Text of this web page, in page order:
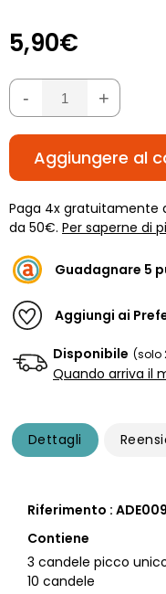
5,90€
- +
Aggiungere al
Paga 4x gratuitamente
da 50€. Per saperne di
Guadagnare 5
Aggiungi ai
Disponibile (solo
Quando arriva il
Dettagli
Riferimento :
Contiene
3 candele picco
10 candele